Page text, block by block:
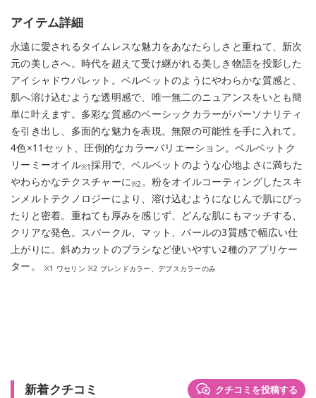
アイテム詳細
永遠に愛されるタイムレスな魅力をあなたらしさと重ねて、新次
元の美しさへ。時代を超えて受け継がれる美しき物語を投影した
アイシャドウパレット。ベルベットのようにやわらかな質感と、
肌へ溶け込むような透明感で、唯一無二のニュアンスをいとも簡
単に叶えます。多彩な質感のベーシックカラーがパーソナリティ
を引き出し、多面的な魅力を表現。無限の可能性を手に入れて。
4色×11セット、圧倒的なカラーバリエーション。ベルベットク
リーミーオイル※1採用で、ベルベットのような心地よさに満ちた
やわらかなテクスチャーに※2。粉をオイルコーティングしたスキ
ンメルトテクノロジーにより、溶け込むようになじんで肌にぴっ
たりと密着。重ねても厚みを感じず、どんな肌にもマッチする、
クリアな発色。スパークル、マット、パールの3質感で幅広い仕
上がりに。斜めカットのブラシなど使いやすい2種のアプリケー
ター。※1 ワセリン ※2 ブレンドカラー、デプスカラーのみ
新着クチコミ クチコミを投稿する